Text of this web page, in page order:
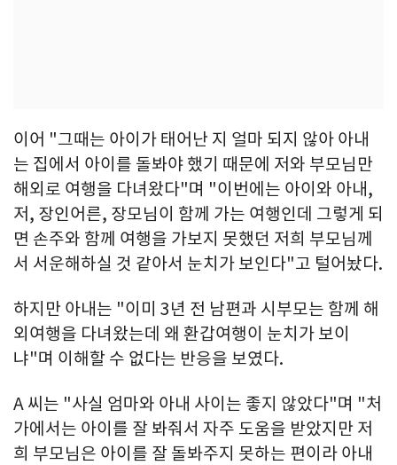
이어 "그때는 아이가 태어난 지 얼마 되지 않아 아내
는 집에서 아이를 돌봐야 했기 때문에 저와 부모님만
해외로 여행을 다녀왔다"며 "이번에는 아이와 아내,
저, 장인어른, 장모님이 함께 가는 여행인데 그렇게 되
면 손주와 함께 여행을 가보지 못했던 저희 부모님께
서 서운해하실 것 같아서 눈치가 보인다"고 털어놨다.
하지만 아내는 "이미 3년 전 남편과 시부모는 함께 해
외여행을 다녀왔는데 왜 환갑여행이 눈치가 보이
냐"며 이해할 수 없다는 반응을 보였다.
A 씨는 "사실 엄마와 아내 사이는 좋지 않았다"며 "처
가에서는 아이를 잘 봐줘서 자주 도움을 받았지만 저
희 부모님은 아이를 잘 돌봐주지 못하는 편이라 아내